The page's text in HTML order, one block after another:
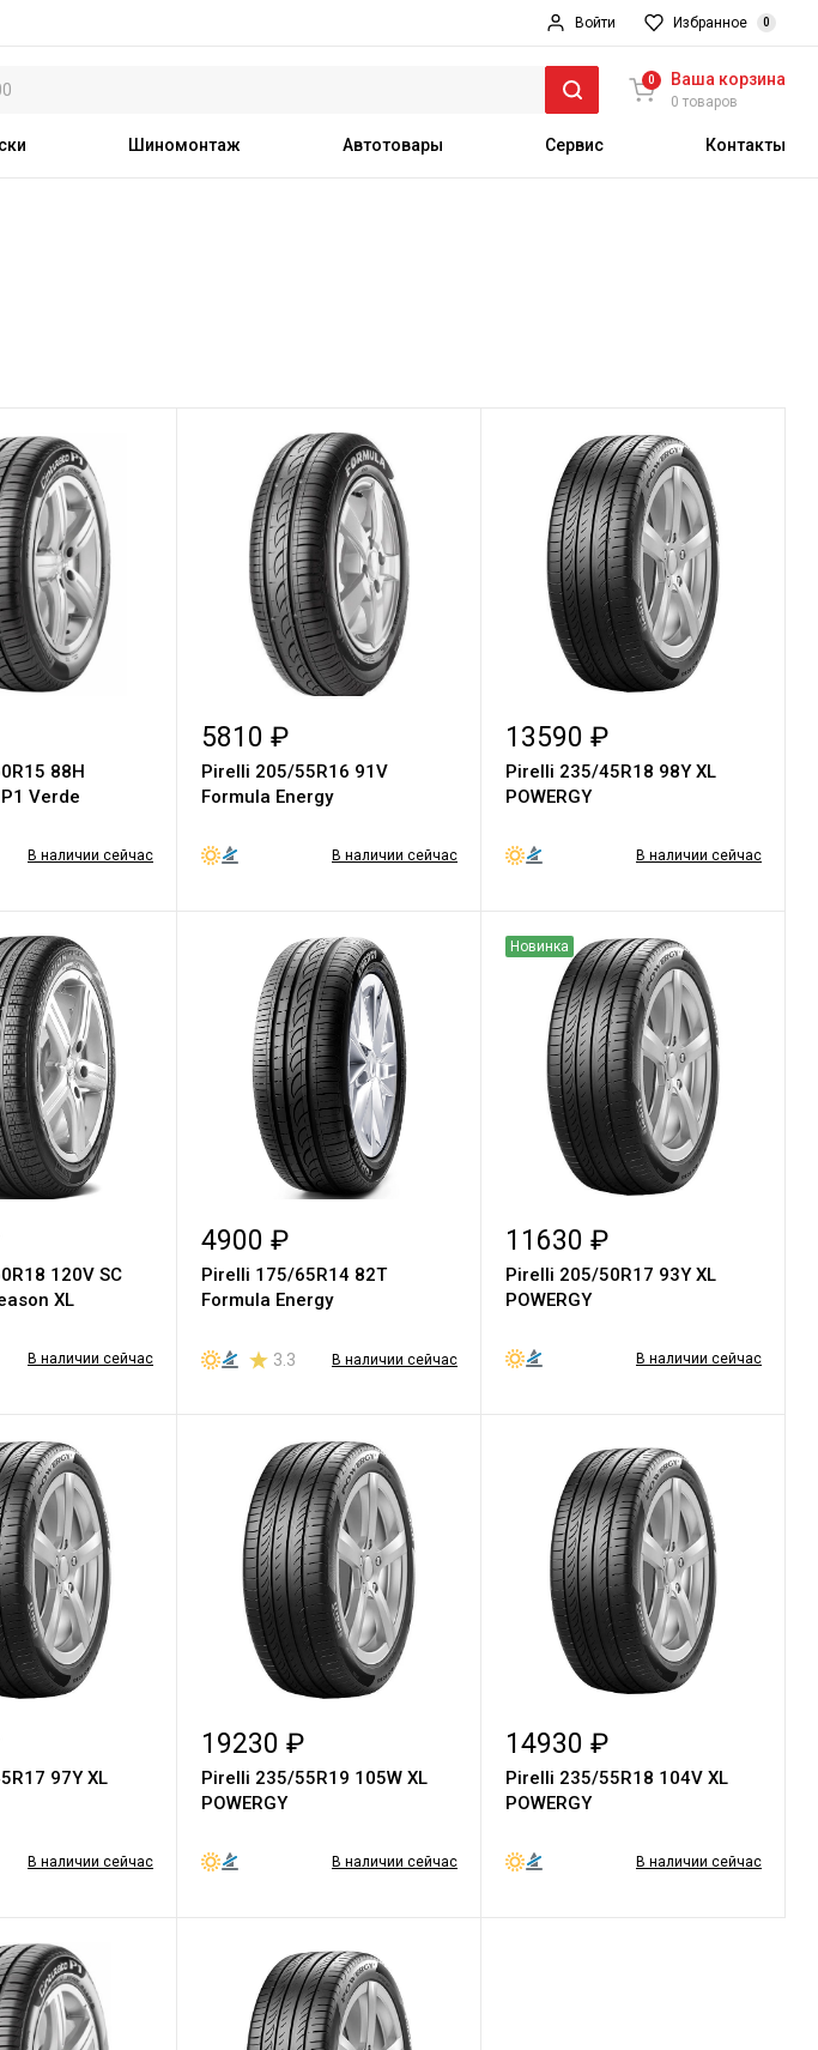
Войти Избранное 0
0 Ваша корзина
0 товаров
Шиномонтаж Автотовары Сервис Контакты
88H
P1 Verde
В наличии сейчас
5810 ₽
Pirelli 205/55R16 91V
Formula Energy
В наличии сейчас
13590 ₽
Pirelli 235/45R18 98Y XL
POWERGY
В наличии сейчас
120V SC
XL
В наличии сейчас
4900 ₽
Pirelli 175/65R14 82T
Formula Energy
3.3 В наличии сейчас
Новинка
11630 ₽
Pirelli 205/50R17 93Y XL
POWERGY
В наличии сейчас
97Y XL
В наличии сейчас
19230 ₽
Pirelli 235/55R19 105W XL
POWERGY
В наличии сейчас
14930 ₽
Pirelli 235/55R18 104V XL
POWERGY
В наличии сейчас